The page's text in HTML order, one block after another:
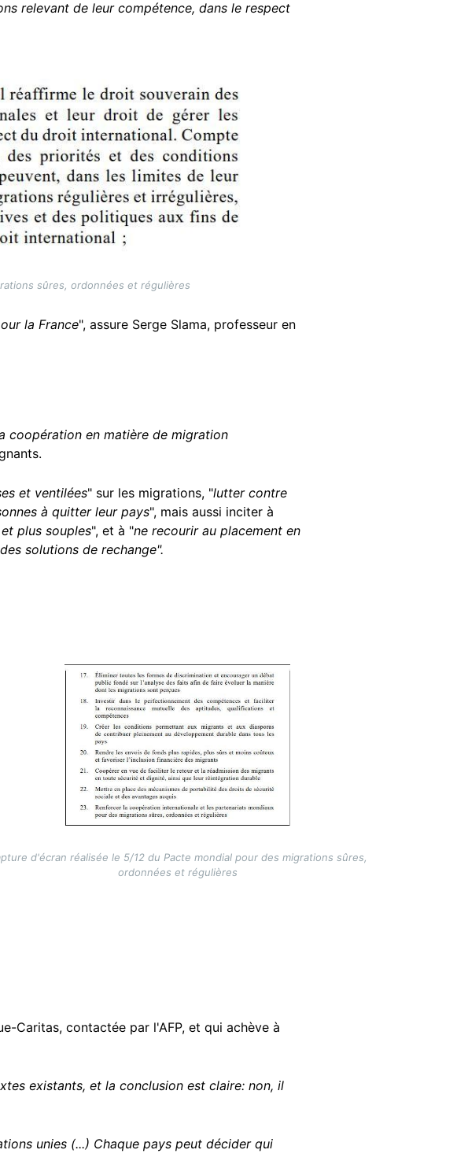
relevant de leur compétence, dans le respect
sûres, ordonnées et régulières
la France", assure Serge Slama, professeur en
coopération en matière de migration
et ventilées" sur les migrations, "lutter contre
à quitter leur pays", mais aussi inciter à
plus souples", et à "ne recourir au placement en
solutions de rechange".
d'écran réalisée le 5/12 du Pacte mondial pour des migrations sûres,
ordonnées et régulières
Caritas, contactée par l'AFP, et qui achève à
existants, et la conclusion est claire: non, il
unies (...) Chaque pays peut décider qui